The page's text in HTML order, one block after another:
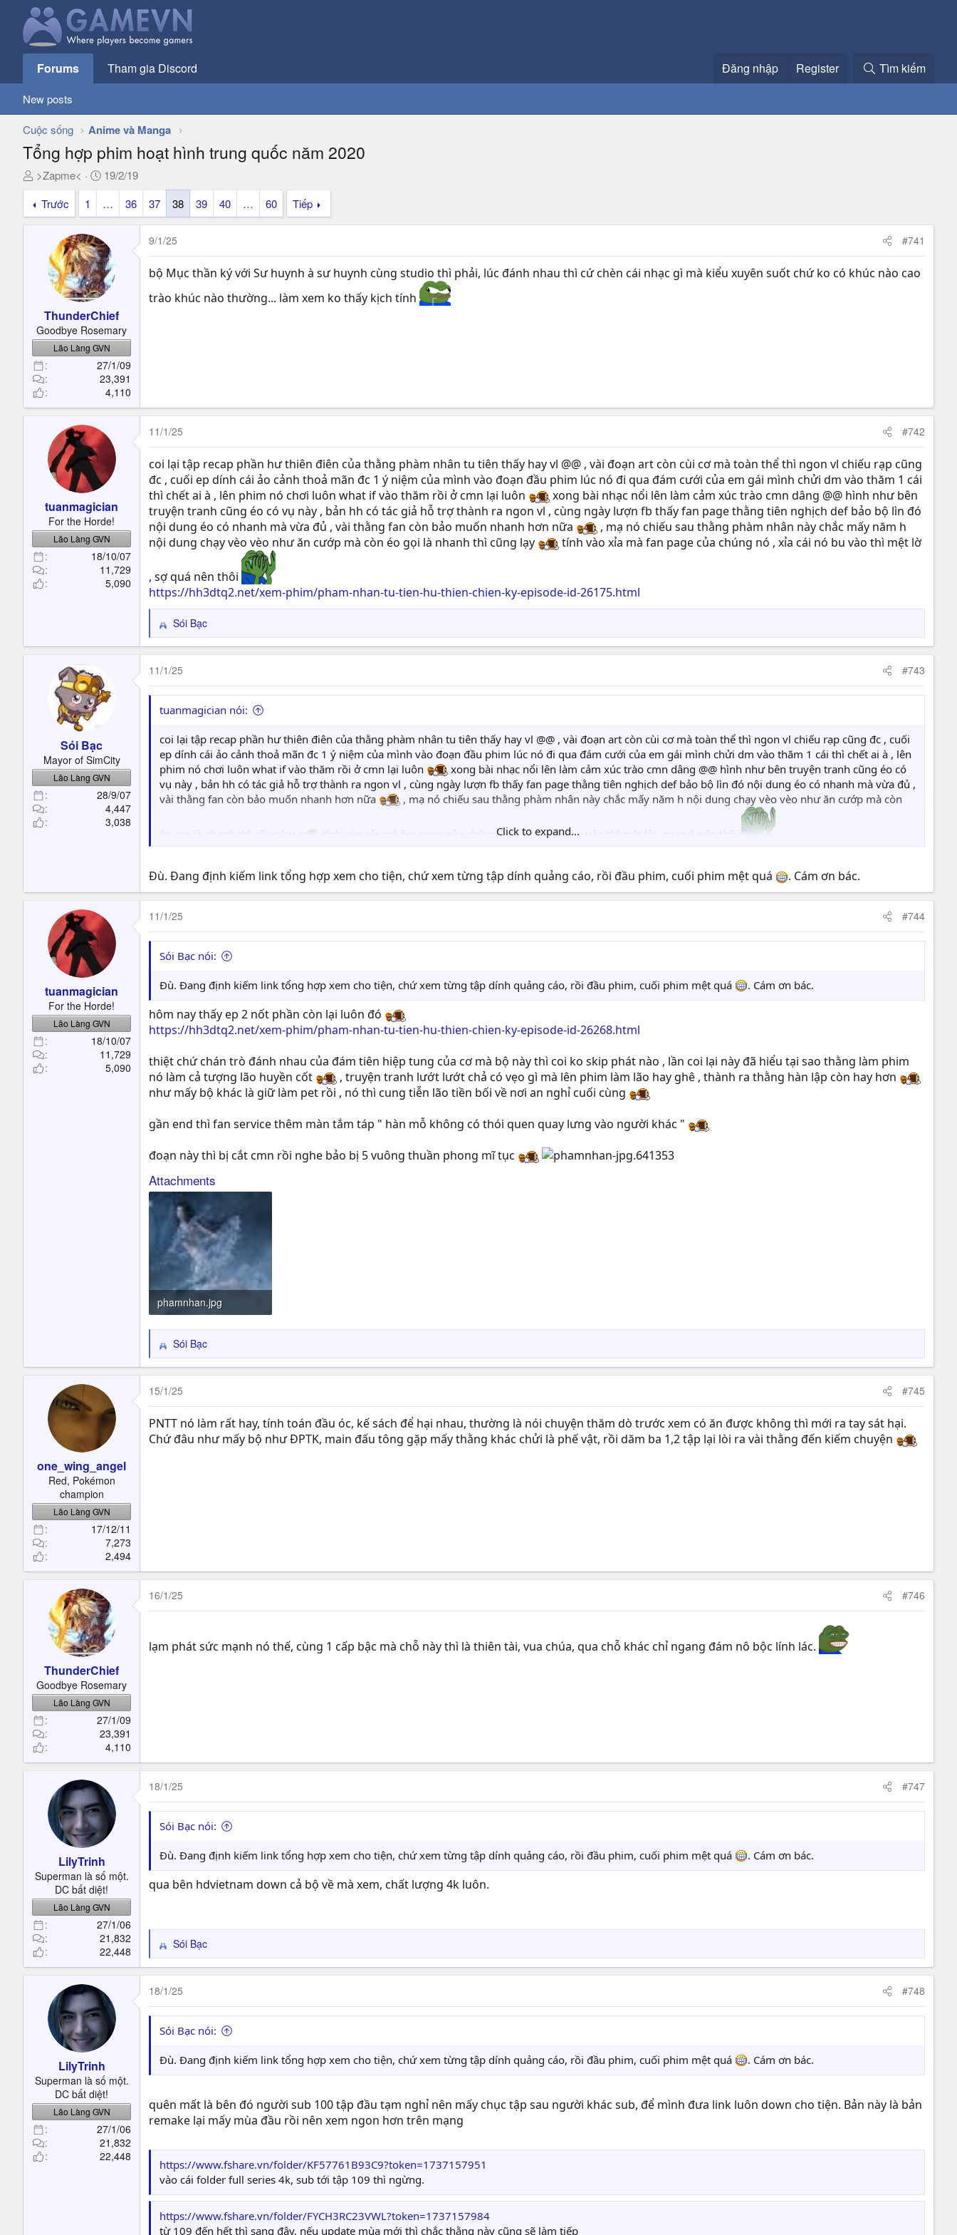
Forums Tham gia Discord Đăng nhập Register Tìm kiếm
New posts
Cuộc sống Anime và Manga
Tổng hợp phim hoạt hình trung quốc năm 2020
T
h
e
t
e
r
>Zapme<
N
g
à
y
ử
i
19/2/19
Trước
1 … 36 37 38 39 40 … 60 Tiếp
ThunderChief
Goodbye Rosemary
Lão Làng GVN
27/1/09
23,391
4,110
9/1/25 #741
bộ Mục thần ký với Sư huynh à sư huynh cùng studio thì phải, lúc đánh nhau thì cứ chèn cái nhạc gì mà kiểu xuyên suốt chứ ko có khúc nào cao
trào khúc nào thường... làm xem ko thấy kịch tính
tuanmagician
For the Horde!
Lão Làng GVN
18/10/07
11,729
5,090
11/1/25 #742
coi lại tập recap phần hư thiên điên của thằng phàm nhân tu tiên thấy hay vl @@ , vài đoạn art còn cùi cơ mà toàn thể thì ngon vl chiếu rạp cũng
đc , cuối ep dính cái ảo cảnh thoả mãn đc 1 ý niệm của mình vào đoạn đầu phim lúc nó đi qua đám cưới của em gái mình chửi dm vào thăm 1 cái
thì chết ai à , lên phim nó chơi luôn what if vào thăm rồi ở cmn lại luôn
xong bài nhạc nổi lên làm cảm xúc trào cmn dâng @@ hình như bên
truyện tranh cũng éo có vụ này , bản hh có tác giả hỗ trợ thành ra ngon vl , cùng ngày lượn fb thấy fan page thằng tiên nghịch def bảo bộ lìn đó
nội dung éo có nhanh mà vừa đủ , vài thằng fan còn bảo muốn nhanh hơn nữa
, mạ nó chiếu sau thằng phàm nhân này chắc mấy năm h
nội dung chạy vèo vèo như ăn cướp mà còn éo gọi là nhanh thì cũng lạy
tính vào xỉa mà fan page của chúng nó , xỉa cái nó bu vào thì mệt lờ
, sợ quá nên thôi
https://hh3dtq2.net/xem-phim/pham-nhan-tu-tien-hu-thien-chien-ky-episode-id-26175.html
R
e
a
c
t
i
o
s
Sói Bạc
Sói Bạc
Mayor of SimCity
Lão Làng GVN
28/9/07
4,447
3,038
11/1/25 #743
tuanmagician nói:
coi lại tập recap phần hư thiên điên của thằng phàm nhân tu tiên thấy hay vl @@ , vài đoạn art còn cùi cơ mà toàn thể thì ngon vl chiếu rạp cũng đc , cuối
ep dính cái ảo cảnh thoả mãn đc 1 ý niệm của mình vào đoạn đầu phim lúc nó đi qua đám cưới của em gái mình chửi dm vào thăm 1 cái thì chết ai à , lên
phim nó chơi luôn what if vào thăm rồi ở cmn lại luôn
xong bài nhạc nổi lên làm cảm xúc trào cmn dâng @@ hình như bên truyện tranh cũng éo có
vụ này , bản hh có tác giả hỗ trợ thành ra ngon vl , cùng ngày lượn fb thấy fan page thằng tiên nghịch def bảo bộ lìn đó nội dung éo có nhanh mà vừa đủ ,
vài thằng fan còn bảo muốn nhanh hơn nữa
, mạ nó chiếu sau thằng phàm nhân này chắc mấy năm h nội dung chạy vèo vèo như ăn cướp mà còn
éo gọi là nhanh thì cũng lạy
tính vào xỉa mà fan page của chúng nó , xỉa cái nó bu vào thì mệt lờ , sợ quá nên thôi
https://hh3dtq2.net/xem-phim/pham-nhan-tu-tien-hu-thien-chien-ky-episode-id-26175.html
Click to expand...
Đù. Đang định kiếm link tổng hợp xem cho tiện, chứ xem từng tập dính quảng cáo, rồi đầu phim, cuối phim mệt quá . Cám ơn bác.
tuanmagician
For the Horde!
Lão Làng GVN
18/10/07
11,729
5,090
11/1/25 #744
Sói Bạc nói:
Đù. Đang định kiếm link tổng hợp xem cho tiện, chứ xem từng tập dính quảng cáo, rồi đầu phim, cuối phim mệt quá . Cám ơn bác.
hôm nay thấy ep 2 nốt phần còn lại luôn đó
https://hh3dtq2.net/xem-phim/pham-nhan-tu-tien-hu-thien-chien-ky-episode-id-26268.html
thiệt chứ chán trò đánh nhau của đám tiên hiệp tung của cơ mà bộ này thì coi ko skip phát nào , lần coi lại này đã hiểu tại sao thằng làm phim
nó làm cả tượng lão huyền cốt
, truyện tranh lướt lướt chả có vẹo gì mà lên phim làm lão hay ghê , thành ra thằng hàn lập còn hay hơn
như mấy bộ khác là giữ làm pet rồi , nó thì cung tiễn lão tiền bối về nơi an nghỉ cuối cùng
gần end thì fan service thêm màn tắm táp " hàn mỗ không có thói quen quay lưng vào người khác "
đoạn này thì bị cắt cmn rồi nghe bảo bị 5 vuông thuần phong mĩ tục
Attachments
phamnhan.jpg
289.1 KB · Đọc: 57
R
e
a
c
t
i
o
n
Sói Bạc
one_wing_angel
Red, Pokémon
champion
Lão Làng GVN
17/12/11
7,273
2,494
15/1/25 #745
PNTT nó làm rất hay, tính toán đầu óc, kế sách để hại nhau, thường là nói chuyện thăm dò trước xem có ăn được không thì mới ra tay sát hại.
Chứ đâu như mấy bộ như ĐPTK, main đấu tông gặp mấy thằng khác chửi là phế vật, rồi dăm ba 1,2 tập lại lòi ra vài thằng đến kiếm chuyện
ThunderChief
Goodbye Rosemary
Lão Làng GVN
27/1/09
23,391
4,110
16/1/25 #746
lạm phát sức mạnh nó thế, cùng 1 cấp bậc mà chỗ này thì là thiên tài, vua chúa, qua chỗ khác chỉ ngang đám nô bộc lính lác.
LilyTrinh
Superman là số một.
DC bất diệt!
Lão Làng GVN
27/1/06
21,832
22,448
18/1/25 #747
Sói Bạc nói:
Đù. Đang định kiếm link tổng hợp xem cho tiện, chứ xem từng tập dính quảng cáo, rồi đầu phim, cuối phim mệt quá . Cám ơn bác.
qua bên hdvietnam down cả bộ về mà xem, chất lượng 4k luôn.
R
e
a
c
t
i
o
s
Sói Bạc
LilyTrinh
Superman là số một.
DC bất diệt!
Lão Làng GVN
27/1/06
21,832
22,448
18/1/25 #748
Sói Bạc nói:
Đù. Đang định kiếm link tổng hợp xem cho tiện, chứ xem từng tập dính quảng cáo, rồi đầu phim, cuối phim mệt quá . Cám ơn bác.
quên mất là bên đó người sub 100 tập đầu tạm nghỉ nên mấy chục tập sau người khác sub, để mình đưa link luôn down cho tiện. Bản này là bản
remake lại mấy mùa đầu rồi nên xem ngon hơn trên mạng
https://www.fshare.vn/folder/KF57761B93C9?token=1737157951
vào cái folder full series 4k, sub tới tập 109 thì ngừng.
https://www.fshare.vn/folder/FYCH3RC23VWL?token=1737157984
từ 109 đến hết thì sang đây, nếu update mùa mới thì chắc thằng này cũng sẽ làm tiếp